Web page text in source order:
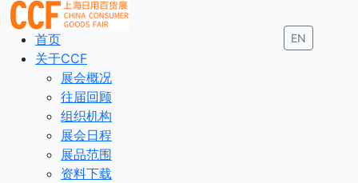
EN
首页
关于CCF
展会概况
往届回顾
组织机构
展会日程
展品范围
资料下载